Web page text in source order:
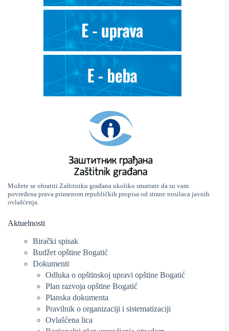
Možete se obratiti Zaštitniku građana ukoliko smatrate da su vam
povređena prava primenom republičkih propisa od strane nosilaca javnih
ovlašćenja.
Aktuelnosti
Birački spisak
Budžet opštine Bogatić
Dokumenti
Odluka o opštinskoj upravi opštine Bogatić
Plan razvoja opštine Bogatić
Planska dokumenta
Pravilnik o organizaciji i sistematizaciji
Ovlašćena lica